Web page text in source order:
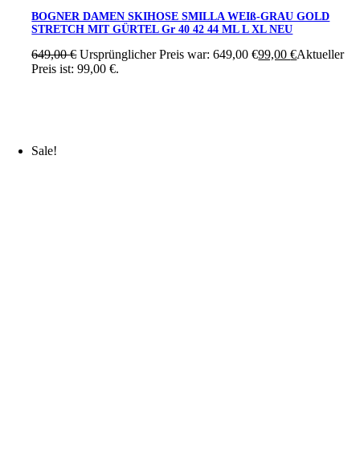
BOGNER DAMEN SKIHOSE SMILLA WEIß-GRAU GOLD
STRETCH MIT GÜRTEL Gr 40 42 44 ML L XL NEU
649,00€ Ursprünglicher Preis war: 649,00 €99,00€Aktueller
Preis ist: 99,00 €.
Sale!